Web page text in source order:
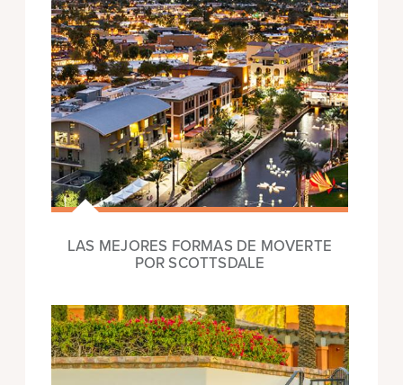
LAS MEJORES FORMAS DE MOVERTE
POR SCOTTSDALE